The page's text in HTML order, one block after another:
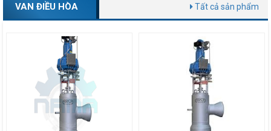
VAN ĐIỀU HÒA Tất cả sản phẩm